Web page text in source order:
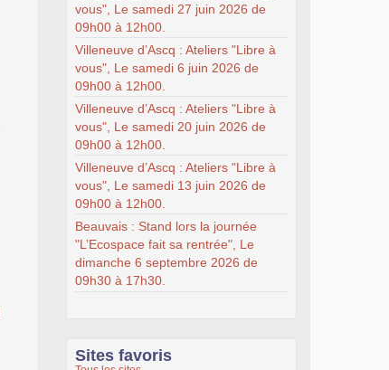
vous", Le samedi 27 juin 2026 de
09h00 à 12h00.
Villeneuve d’Ascq : Ateliers "Libre à
vous", Le samedi 6 juin 2026 de
09h00 à 12h00.
Villeneuve d’Ascq : Ateliers "Libre à
vous", Le samedi 20 juin 2026 de
09h00 à 12h00.
Villeneuve d’Ascq : Ateliers "Libre à
vous", Le samedi 13 juin 2026 de
09h00 à 12h00.
Beauvais : Stand lors la journée
"L’Ecospace fait sa rentrée", Le
dimanche 6 septembre 2026 de
09h30 à 17h30.
Sites favoris